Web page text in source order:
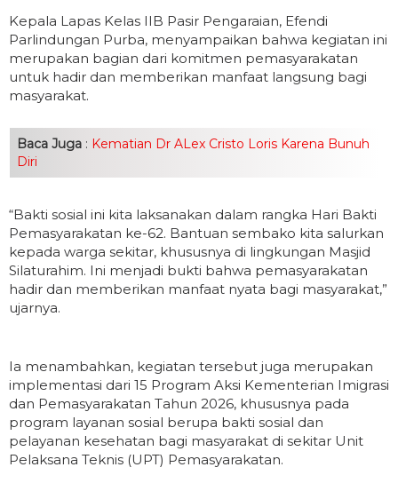
Kepala Lapas Kelas IIB Pasir Pengaraian, Efendi
Parlindungan Purba, menyampaikan bahwa kegiatan ini
merupakan bagian dari komitmen pemasyarakatan
untuk hadir dan memberikan manfaat langsung bagi
masyarakat.
Baca Juga : Kematian Dr ALex Cristo Loris Karena Bunuh
Diri
“Bakti sosial ini kita laksanakan dalam rangka Hari Bakti
Pemasyarakatan ke-62. Bantuan sembako kita salurkan
kepada warga sekitar, khususnya di lingkungan Masjid
Silaturahim. Ini menjadi bukti bahwa pemasyarakatan
hadir dan memberikan manfaat nyata bagi masyarakat,”
ujarnya.
Ia menambahkan, kegiatan tersebut juga merupakan
implementasi dari 15 Program Aksi Kementerian Imigrasi
dan Pemasyarakatan Tahun 2026, khususnya pada
program layanan sosial berupa bakti sosial dan
pelayanan kesehatan bagi masyarakat di sekitar Unit
Pelaksana Teknis (UPT) Pemasyarakatan.